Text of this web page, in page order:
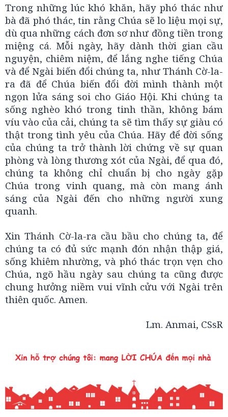
Trong những lúc khó khăn, hãy phó thác như
bà đã phó thác, tin rằng Chúa sẽ lo liệu mọi sự,
dù qua những cách đơn sơ như đồng tiền trong
miệng cá. Mỗi ngày, hãy dành thời gian cầu
nguyện, chiêm niệm, để lắng nghe tiếng Chúa
và để Ngài biến đổi chúng ta, như Thánh Cờ-la-
ra đã để Chúa biến đổi đời mình thành một
ngọn lửa sáng soi cho Giáo Hội. Khi chúng ta
sống nghèo khó trong tinh thần, không bám
víu vào của cải, chúng ta sẽ tìm thấy sự giàu có
thật trong tình yêu của Chúa. Hãy để đời sống
của chúng ta trở thành lời chứng về sự quan
phòng và lòng thương xót của Ngài, để qua đó,
chúng ta không chỉ chuẩn bị cho ngày gặp
Chúa trong vinh quang, mà còn mang ánh
sáng của Ngài đến cho những người xung
quanh.
Xin Thánh Cờ-la-ra cầu bầu cho chúng ta, để
chúng ta có đủ sức mạnh đón nhận thập giá,
sống khiêm nhường, và phó thác trọn vẹn cho
Chúa, ngõ hầu ngày sau chúng ta cũng được
chung hưởng niềm vui vĩnh cửu với Ngài trên
thiên quốc. Amen.
Lm. Anmai, CSsR